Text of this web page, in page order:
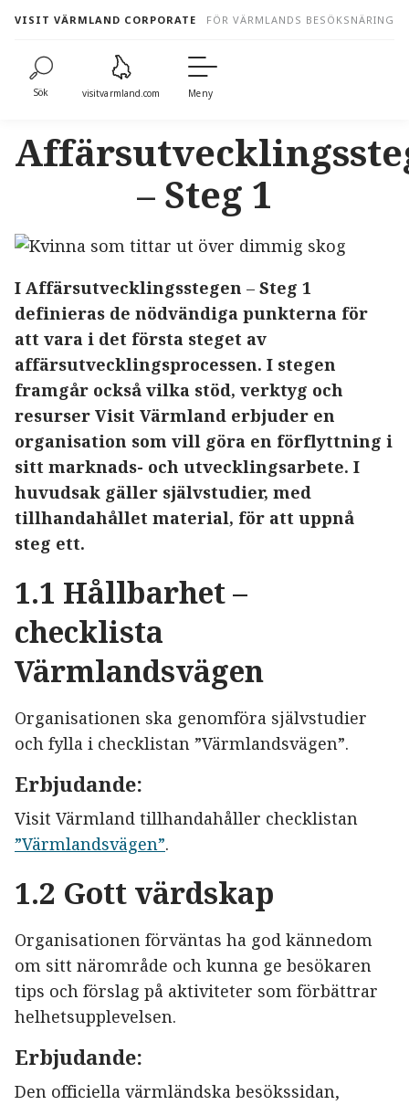
content
VISIT VÄRMLAND CORPORATE FÖR VÄRMLANDS BESÖKSNÄRING
Sök visitvarmland.com Meny
– Steg 1
I Affärsutvecklingsstegen – Steg 1
definieras de nödvändiga punkterna för
att vara i det första steget av
affärsutvecklingsprocessen. I stegen
framgår också vilka stöd, verktyg och
resurser Visit Värmland erbjuder en
organisation som vill göra en förflyttning i
sitt marknads- och utvecklingsarbete. I
huvudsak gäller självstudier, med
tillhandahållet material, för att uppnå
steg ett.
1.1 Hållbarhet –
checklista
Värmlandsvägen
Organisationen ska genomföra självstudier
och fylla i checklistan ”Värmlandsvägen”.
Erbjudande:
Visit Värmland tillhandahåller checklistan
”Värmlandsvägen”.
1.2 Gott värdskap
Organisationen förväntas ha god kännedom
om sitt närområde och kunna ge besökaren
tips och förslag på aktiviteter som förbättrar
helhetsupplevelsen.
Erbjudande:
Den officiella värmländska besökssidan,